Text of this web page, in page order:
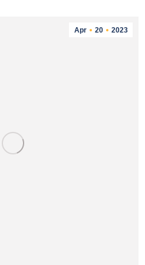
Apr 20 2023